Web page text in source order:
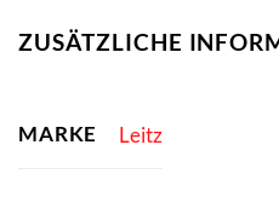
ZUSÄTZLICHE
MARKE Leitz